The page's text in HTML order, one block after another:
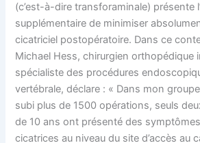
(c’est-à-dire transforaminale) présente
supplémentaire de minimiser
cicatriciel postopératoire. Dans ce
Michael Hess, chirurgien orthopédique
spécialiste des procédures
vertébrale, déclare : « Dans mon
subi plus de 1500 opérations, seuls
de 10 ans ont présenté des
cicatrices au niveau du site d’accès au